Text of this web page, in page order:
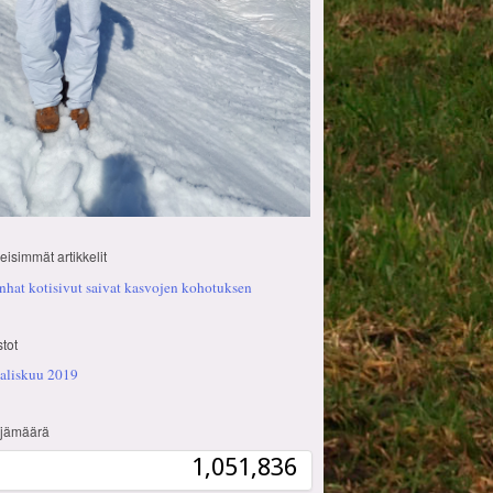
artikkelit
kotisivut saivat kasvojen kohotuksen
2019
1,051,836